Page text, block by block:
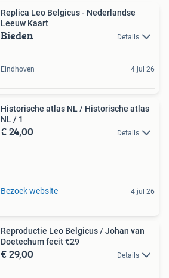
Replica Leo Belgicus - Nederlandse
Leeuw Kaart
Bieden Details
Eindhoven 4 jul 26
Historische atlas NL / Historische atlas
NL / 1
€ 24,00 Details
Bezoek website 4 jul 26
Reproductie Leo Belgicus / Johan van
Doetechum fecit €29
€ 29,00 Details